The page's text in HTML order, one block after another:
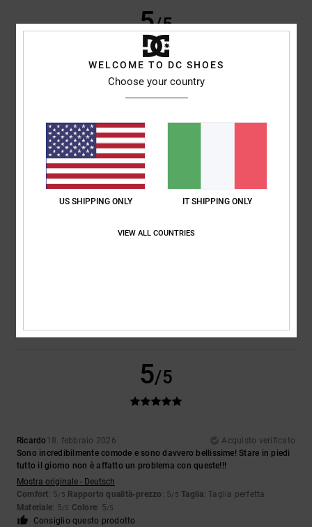
5/5
24. febbraio 2026
Ottima fattura, prezzo fantastico
: 5/5 Rapporto qualità-prezzo
Materiale: 5/5 Colore: 5/5
Consiglio questo prodotto
5
Consiglio questo prodotto
5/5
Ricardo18. febbraio 2026
Acquisto verificato
Sono incredibilmente comode e sono davvero bellissime! Stare in piedi
tutto il giorno non è affatto un problema con queste!!!
Mostra originale - Deutsch
Comfort: 5/5 Rapporto qualità-prezzo : 5/5 Taglia: Taglia perfetta
Materiale: 5/5 Colore: 5/5
Consiglio questo prodotto
WELCOME TO DC SHOES
Choose your country
US SHIPPING ONLY IT SHIPPING ONLY
VIEW ALL COUNTRIES